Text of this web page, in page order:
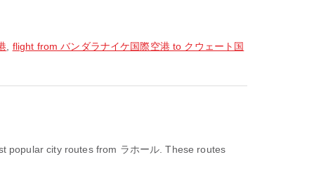
flight from バンダラナイケ国際空港 to クウェート国
popular city routes from ラホール. These routes